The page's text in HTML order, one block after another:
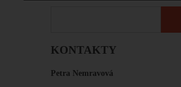
KONTAKTY
Petra Nemravová